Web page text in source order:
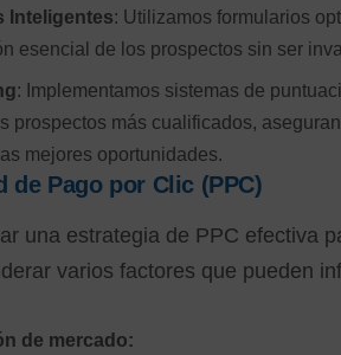
Inteligentes: Utilizamos formularios
esencial de los prospectos sin ser
: Implementamos sistemas de
prospectos más cualificados,
mejores oportunidades.
de Pago por Clic (PPC)
una estrategia de PPC efectiva
varios factores que pueden
de mercado: